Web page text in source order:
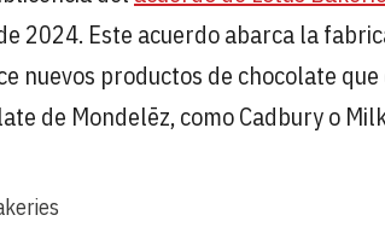
2024. Este acuerdo abarca la
nuevos productos de chocolate
de Mondelēz, como Cadbury o